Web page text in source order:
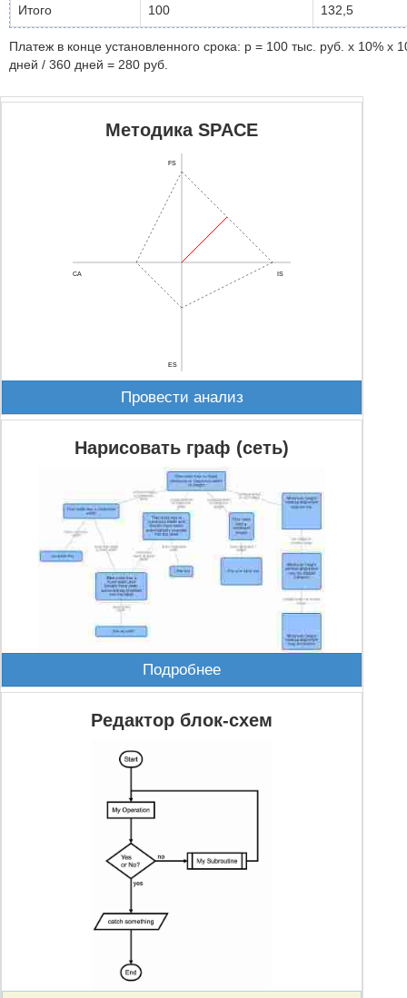
Итого 100 132,5
Платеж в конце установленного срока: p = 100 тыс. руб. x 10% x
дней / 360 дней = 280 руб.
Методика SPACE
FS
CA
ES
IS
Провести анализ
Нарисовать граф (сеть)
Подробнее
Редактор блок-схем